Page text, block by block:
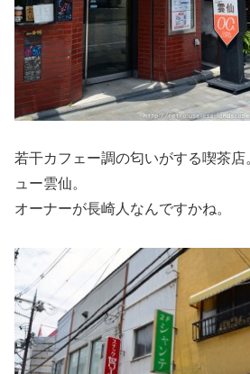
若干カフェー調の匂いがする喫茶
ュー雲仙。
オーナーが長崎人なんですかね。